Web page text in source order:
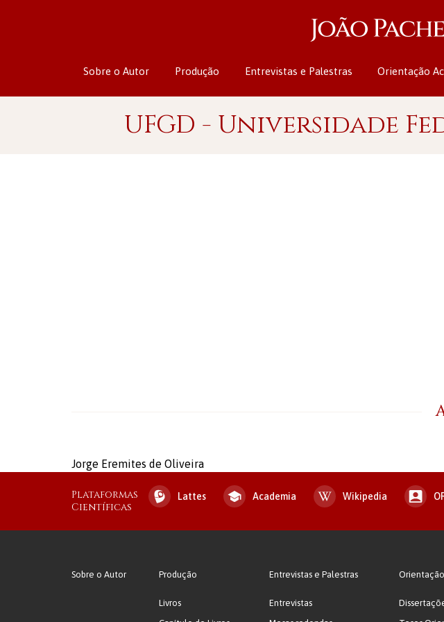
Sobre o Autor Produção Entrevistas e Palestras Orientação
UFGD - Universidade
Jorge Eremites de Oliveira
Plataformas
Científicas
Lattes Academia Wikipedia
Sobre o Autor Produção
Livros
Entrevistas e Palestras
Entrevistas